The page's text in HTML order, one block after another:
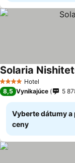
4 Počet hviezdičiek
Hotel
Solaria
8,5 Vynikajúce 5
Vyberte dátumy
ceny